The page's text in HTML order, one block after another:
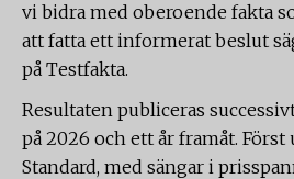
vi bidra med oberoende fakta
att fatta ett informerat beslut
på Testfakta.
Resultaten publiceras
på 2026 och ett år framåt.
Standard, med sängar i